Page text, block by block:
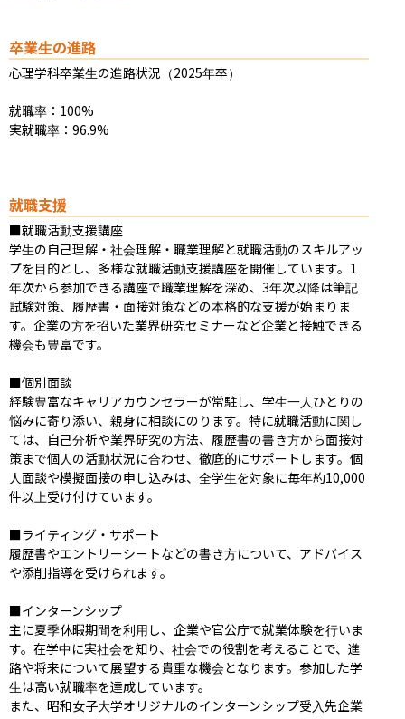
卒業生の進路
心理学科卒業生の進路状況（2025年卒）
就職率：100%
実就職率：96.9%
就職支援
■就職活動支援講座
学生の自己理解・社会理解・職業理解と就職活動のスキルアッ
プを目的とし、多様な就職活動支援講座を開催しています。1
年次から参加できる講座で職業理解を深め、3年次以降は筆記
試験対策、履歴書・面接対策などの本格的な支援が始まりま
す。企業の方を招いた業界研究セミナーなど企業と接触できる
機会も豊富です。
■個別面談
経験豊富なキャリアカウンセラーが常駐し、学生一人ひとりの
悩みに寄り添い、親身に相談にのります。特に就職活動に関し
ては、自己分析や業界研究の方法、履歴書の書き方から面接対
策まで個人の活動状況に合わせ、徹底的にサポートします。個
人面談や模擬面接の申し込みは、全学生を対象に毎年約10,000
件以上受け付けています。
■ライティング・サポート
履歴書やエントリーシートなどの書き方について、アドバイス
や添削指導を受けられます。
■インターンシップ
主に夏季休暇期間を利用し、企業や官公庁で就業体験を行いま
す。在学中に実社会を知り、社会での役割を考えることで、進
路や将来について展望する貴重な機会となります。参加した学
生は高い就職率を達成しています。
また、昭和女子大学オリジナルのインターンシップ受入先企業